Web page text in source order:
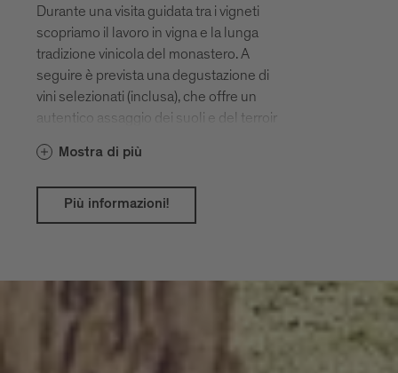
Durante una visita guidata tra i vigneti
scopriamo il lavoro in vigna e la lunga
tradizione vinicola del monastero. A
seguire è prevista una degustazione di
vini selezionati (inclusa), che offre un
autentico assaggio dei suoli e del terroir
Mostra di più
Più informazioni!